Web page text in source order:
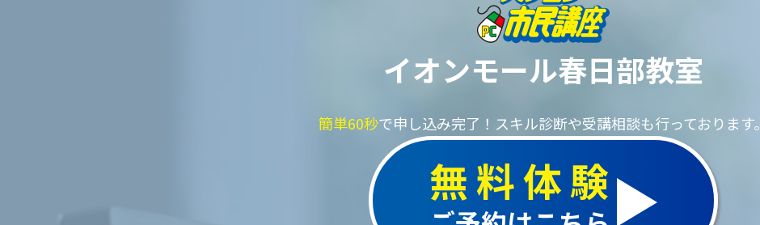
イオンモール春日部教室
簡単60秒で申し込み完了！ スキル診断や受講相談も行っております。
無料体験